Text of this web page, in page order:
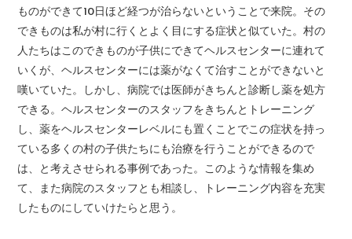
ものができて10日ほど経つが治らないということで来院。その
できものは私が村に行くとよく目にする症状と似ていた。村の
人たちはこのできものが子供にできてヘルスセンターに連れて
いくが、ヘルスセンターには薬がなくて治すことができないと
嘆いていた。しかし、病院では医師がきちんと診断し薬を処方
できる。ヘルスセンターのスタッフをきちんとトレーニング
し、薬をヘルスセンターレベルにも置くことでこの症状を持っ
ている多くの村の子供たちにも治療を行うことができるので
は、と考えさせられる事例であった。このような情報を集め
て、また病院のスタッフとも相談し、トレーニング内容を充実
したものにしていけたらと思う。